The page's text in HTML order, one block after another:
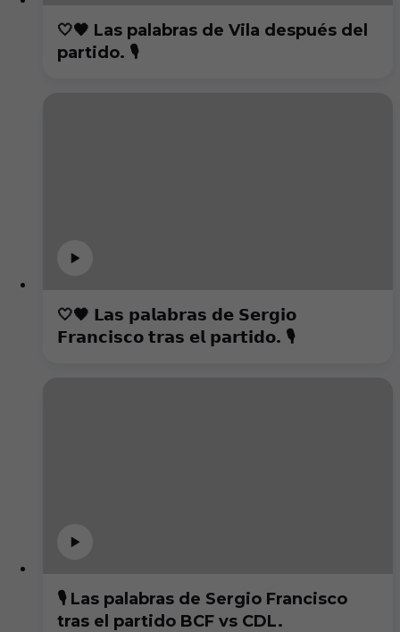
🤍🖤 Las palabras de Vila después del
partido. 🎙️
🤍🖤 𝗟𝗮𝘀 𝗽𝗮𝗹𝗮𝗯𝗿𝗮𝘀 𝗱𝗲 𝗦𝗲𝗿𝗴𝗶𝗼
𝗙𝗿𝗮𝗻𝗰𝗶𝘀𝗰𝗼 𝘁𝗿𝗮𝘀 𝗲𝗹 𝗽𝗮𝗿𝘁𝗶𝗱𝗼. 🎙️
🎙️ Las palabras de Sergio Francisco
tras el partido BCF vs CDL.